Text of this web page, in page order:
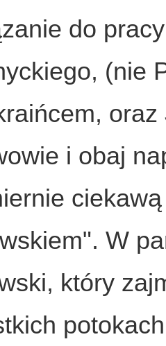
do
(nie
i obaj
W
który